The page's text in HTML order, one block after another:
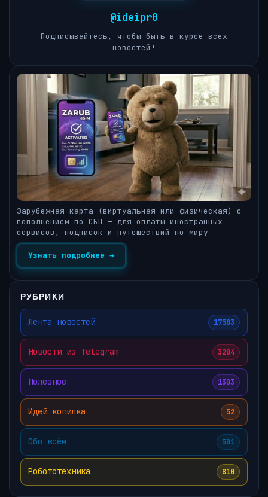
@ideipr0
Подписывайтесь, чтобы быть в курсе всех
новостей!
Зарубежная карта (виртуальная или физическая) с
пополнением по СБП — для оплаты иностранных
сервисов, подписок и путешествий по миру
Узнать подробнее →
РУБРИКИ
Лента новостей 17583
Новости из Telegram 3284
Полезное 1303
Идей копилка 52
Обо всём 501
Робототехника 810